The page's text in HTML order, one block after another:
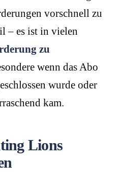
vorschnell zu
– es ist in vielen
zu
wenn das Abo
wurde oder
kam.
Lions